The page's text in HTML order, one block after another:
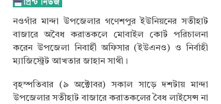
নওগাঁর মান্দা উপজেলার গণেশপুর ইউনিয়নের সতীহাট
বাজারে অবৈধ করাতকলে মোবাইল কোর্ট পরিচালনা
করেন উপজেলা নিবার্হী অফিসার (ইউএনও) ও নির্বাহী
ম্যাজিস্ট্রেট আখতার জাহান সাথী।
বৃহস্পতিবার (৯ অক্টোবর) সকাল সাড়ে দশটায় মান্দা
উপজেলার সতীহাট বাজারে করাতকলের বৈধ লাইসেন্স না